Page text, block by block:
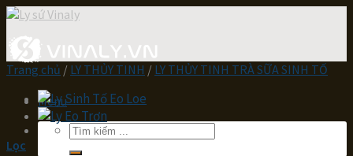
Skip
content
Menu
Tìm
kiếm:
Trang chủ / LY THỦY TINH / LY THỦY TINH TRÀ SỮA SINH TỐ
Lọc